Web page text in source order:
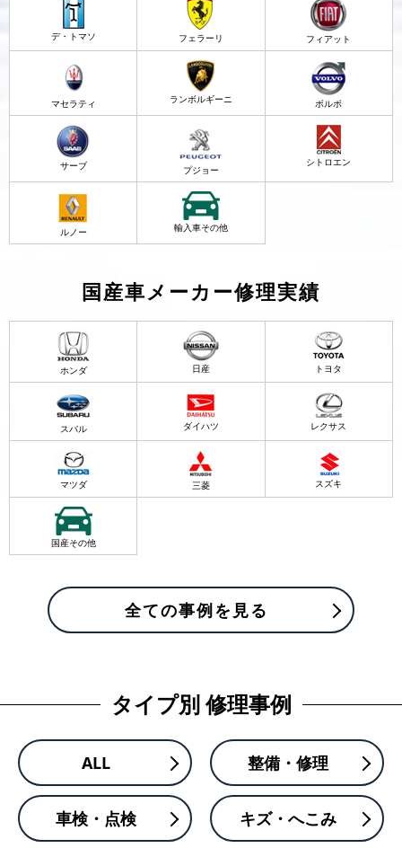
デ・トマソ フェラーリ フィアット
マセラティ ランボルギーニ ボルボ
サーブ プジョー
シトロエン
ルノー 輸入車その他
国産車メーカー修理実績
ホンダ 日産 トヨタ
スバル ダイハツ レクサス
マツダ 三菱 スズキ
国産その他
全ての事例を見る
タイプ別 修理事例
ALL 整備・修理
車検・点検 キズ・へこみ